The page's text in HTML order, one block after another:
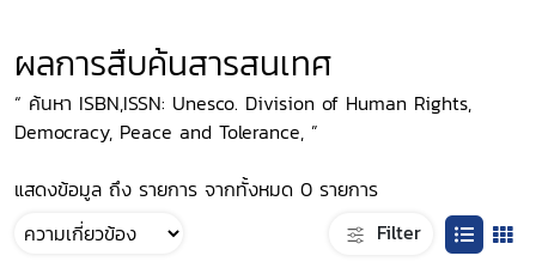
ผลการสืบค้นสารสนเทศ
“ ค้นหา ISBN,ISSN: Unesco. Division of Human Rights,
Democracy, Peace and Tolerance, ”
แสดงข้อมูล ถึง รายการ จากทั้งหมด 0 รายการ
Filter